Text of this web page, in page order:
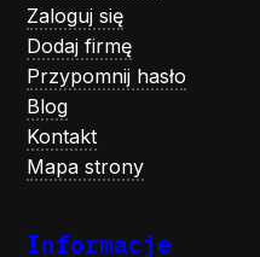
Zaloguj się
Dodaj firmę
Przypomnij hasło
Blog
Kontakt
Mapa strony
Informacje